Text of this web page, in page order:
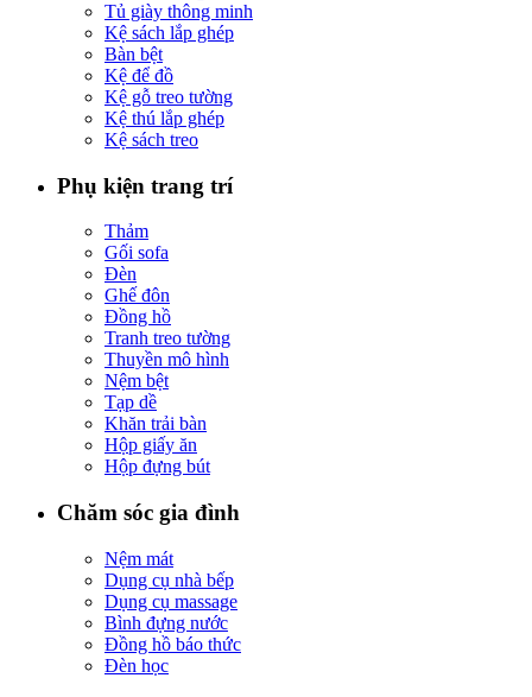
Tủ giày thông minh
Kệ sách lắp ghép
Bàn bệt
Kệ để đồ
Kệ gỗ treo tường
Kệ thú lắp ghép
Kệ sách treo
Phụ kiện trang trí
Thảm
Gối sofa
Đèn
Ghế đôn
Đồng hồ
Tranh treo tường
Thuyền mô hình
Nệm bệt
Tạp dề
Khăn trải bàn
Hộp giấy ăn
Hộp đựng bút
Chăm sóc gia đình
Nệm mát
Dụng cụ nhà bếp
Dụng cụ massage
Bình đựng nước
Đồng hồ báo thức
Đèn học